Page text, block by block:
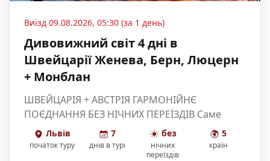
Виїзд 09.08.2026, 05:30 (за 1 день)
Дивовижний світ 4 дні в
Швейцарії Женева, Берн, Люцерн
+ Монблан
ШВЕЙЦАРІЯ + АВСТРІЯ ГАРМОНІЙНЄ
ПОЄДНАННЯ БЕЗ НІЧНИХ ПЕРЕЇЗДІВ Саме
цікаве в Швейцарії: Діловий Цюріх, Казковий
Люцерн, Вишукана Женева Берн-столиця [...]
Львів
початок туру
7
днів в турі
без
нічних
переїздів
5
країн